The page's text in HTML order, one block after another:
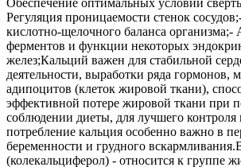
Регуляция проницаемости стенок
кислотно-щелочного баланса организма;-
ферментов и функции некоторых
желез;Кальций важен для стабильной
деятельности, выработки ряда гормонов,
адипоцитов (клеток жировой ткани),
эффективной потере жировой ткани при
соблюдении диеты, для лучшего контроля
потребление кальция особенно важно в
беременности и грудного
(колекальциферол) - относится к группе